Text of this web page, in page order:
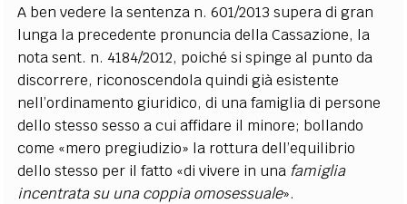
A ben vedere la sentenza n. 601/2013 supera di gran
lunga la precedente pronuncia della Cassazione, la
nota sent. n. 4184/2012, poiché si spinge al punto da
discorrere, riconoscendola quindi già esistente
nell’ordinamento giuridico, di una famiglia di persone
dello stesso sesso a cui affidare il minore; bollando
come «mero pregiudizio» la rottura dell’equilibrio
dello stesso per il fatto «di vivere in una famiglia
incentrata su una coppia omosessuale».